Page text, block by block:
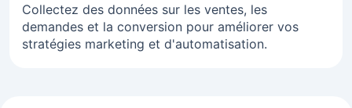
Collectez des données sur les ventes, les
demandes et la conversion pour améliorer vos
stratégies marketing et d'automatisation.